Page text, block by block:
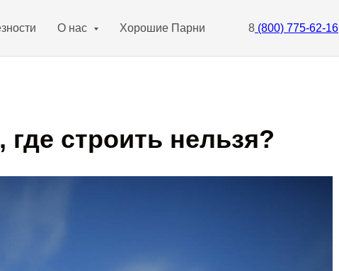
О нас Хорошие Парни 8 (800) 775-62-16
где строить нельзя?